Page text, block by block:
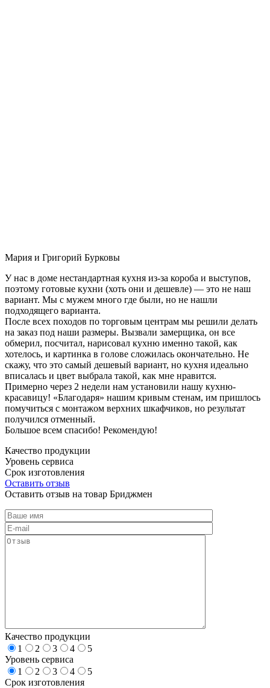
Мария и Григорий Бурковы
У нас в доме нестандартная кухня из-за короба и выступов,
поэтому готовые кухни (хоть они и дешевле) — это не наш
вариант. Мы с мужем много где были, но не нашли
подходящего варианта.
После всех походов по торговым центрам мы решили делать
на заказ под наши размеры. Вызвали замерщика, он все
обмерил, посчитал, нарисовал кухню именно такой, как
хотелось, и картинка в голове сложилась окончательно. Не
скажу, что это самый дешевый вариант, но кухня идеально
вписалась и цвет выбрала такой, как мне нравится.
Примерно через 2 недели нам установили нашу кухню-
красавицу! «Благодаря» нашим кривым стенам, им пришлось
помучиться с монтажом верхних шкафчиков, но результат
получился отменный.
Большое всем спасибо! Рекомендую!
Качество продукции
Уровень сервиса
Срок изготовления
Оставить отзыв
Оставить отзыв на товар Бриджмен
Качество продукции
1
2 3 4
5
Уровень сервиса
1
2 3 4
5
Срок изготовления